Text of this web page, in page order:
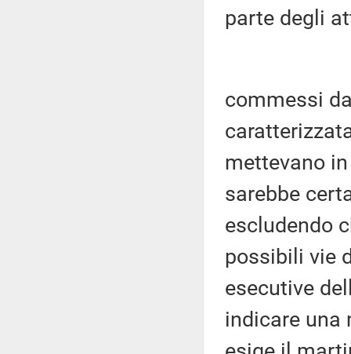
parte degli
commessi
mettevano
sarebbe
escludendo
possibili vie
esecutive
indicare una